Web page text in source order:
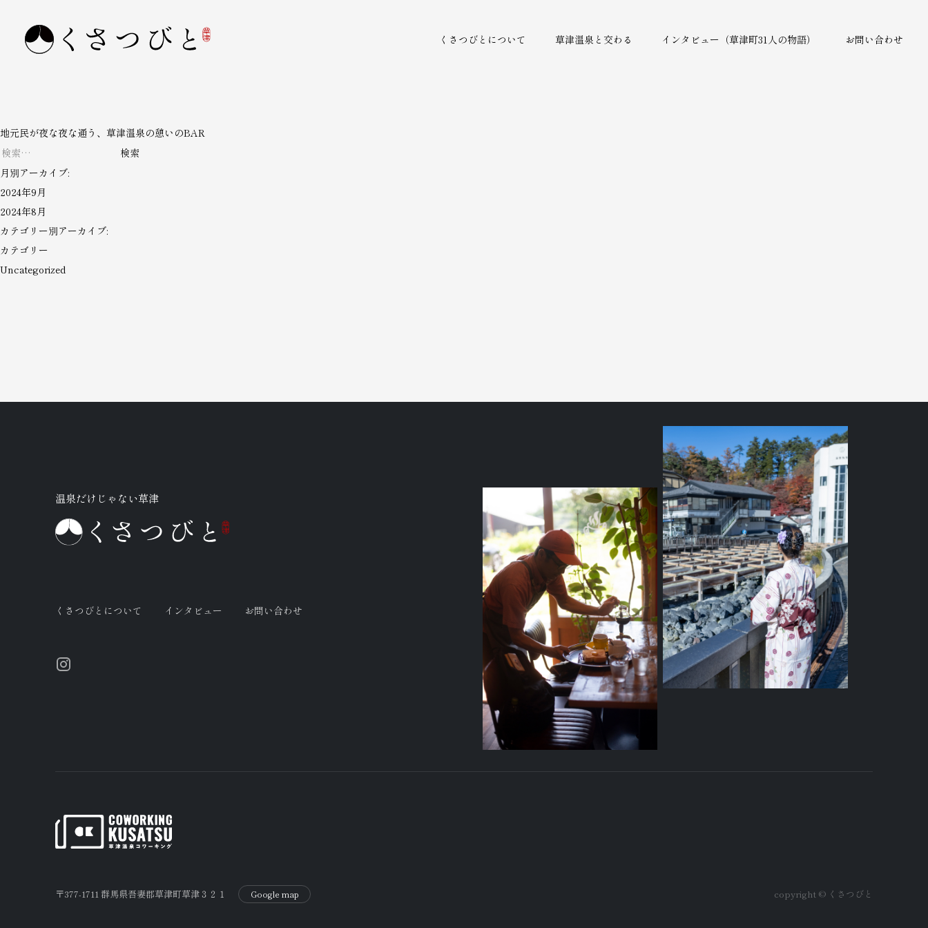
くさつびとについて 草津温泉と交わる インタビュー（草津町31人の物語） お問い合わせ
地元民が夜な夜な通う、草津温泉の憩いのBAR
検
索:
月別アーカイブ:
2024年9月
2024年8月
カテゴリー別アーカイブ:
カテゴリー
Uncategorized
温泉だけじゃない草津
くさつびとについて インタビュー お問い合わせ
〒377-1711 群馬県吾妻郡草津町草津３２１ Google map copyright © くさつびと️